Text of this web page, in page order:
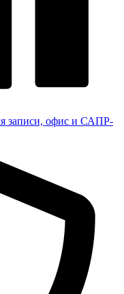
записи, офис и САПР-